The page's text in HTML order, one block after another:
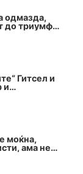
одмазда,
до триумф
Гитсел и
и
моќна,
ама не